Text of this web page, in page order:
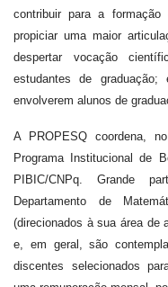
contribuir para a
propiciar uma maior
despertar vocação
estudantes de graduação;
envolverem alunos de
A PROPESQ coordena,
Programa Institucional de
PIBIC/CNPq. Grande
Departamento de
(direcionados à sua área de
e, em geral, são
discentes selecionados